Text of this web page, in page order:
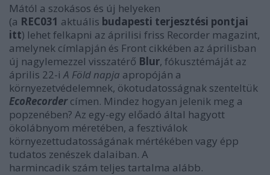
Mától a szokásos és új helyeken
(a REC031 aktuális budapesti terjesztési pontjai
itt) lehet felkapni az áprilisi friss Recorder magazint,
amelynek címlapján és Front cikkében az áprilisban
új nagylemezzel visszatérő Blur, fókusztémáját az
április 22-iA Föld napja apropóján a
környezetvédelemnek, ökotudatosságnak szenteltük
EcoRecordercímen. Mindez hogyan jelenik meg a
popzenében? Az egy-egy előadó által hagyott
ökolábnyom méretében, a fesztiválok
környezettudatosságának mértékében vagy épp
tudatos zenészek dalaiban. A
harmincadik szám teljes tartalma alább.